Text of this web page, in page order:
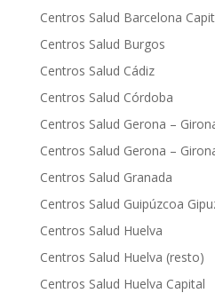
Centros Salud Barcelona
Centros Salud Burgos
Centros Salud Cádiz
Centros Salud Córdoba
Centros Salud Gerona –
Centros Salud Gerona –
Centros Salud Granada
Centros Salud Guipúzcoa
Centros Salud Huelva
Centros Salud Huelva (resto)
Centros Salud Huelva Capital